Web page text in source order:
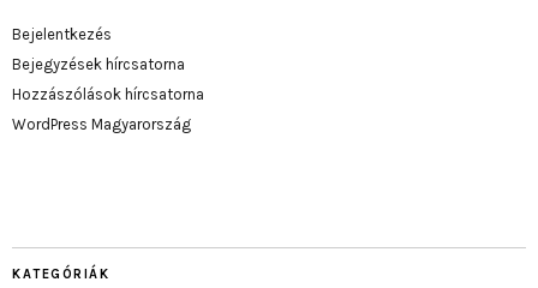
Bejelentkezés
Bejegyzések hírcsatorna
Hozzászólások hírcsatorna
WordPress Magyarország
KATEGÓRIÁK